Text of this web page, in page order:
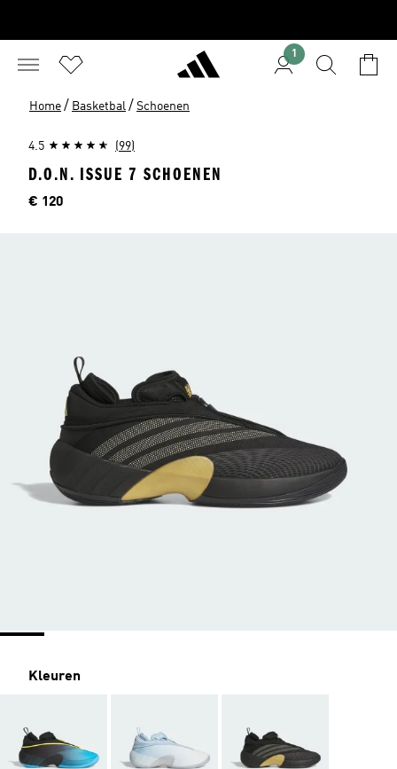
1
Home / Basketbal / Schoenen
4.5 (99)
D.O.N. ISSUE 7 SCHOENEN
Price
€ 120
Kleuren